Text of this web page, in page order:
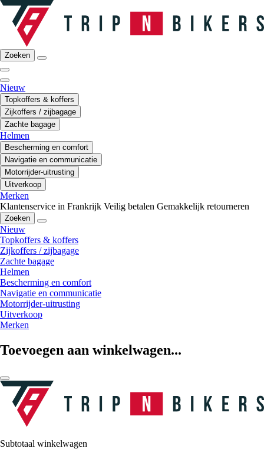
Zoeken
Nieuw
Topkoffers & koffers
Zijkoffers / zijbagage
Zachte bagage
Helmen
Bescherming en comfort
Navigatie en communicatie
Motorrijder-uitrusting
Uitverkoop
Merken
Klantenservice in Frankrijk Veilig betalen Gemakkelijk retourneren
Zoeken
Nieuw
Topkoffers & koffers
Zijkoffers / zijbagage
Zachte bagage
Helmen
Bescherming en comfort
Navigatie en communicatie
Motorrijder-uitrusting
Uitverkoop
Merken
Toevoegen aan winkelwagen...
Subtotaal winkelwagen